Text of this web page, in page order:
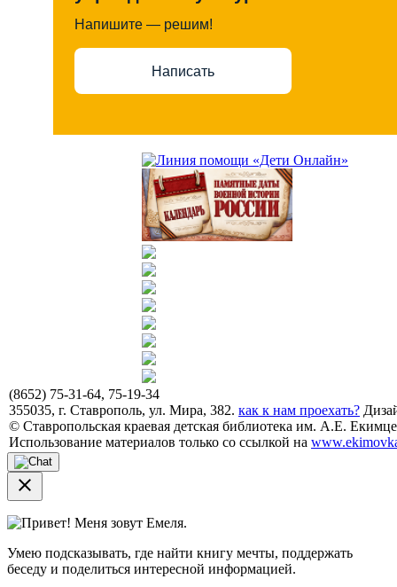
Напишите — решим!
Написать
(8652) 75-31-64, 75-19-34
355035, г. Ставрополь, ул. Мира, 382. как к нам проехать?
© Ставропольская краевая детская библиотека им. А.Е.
Использование материалов только со ссылкой на
close
Привет! Меня зовут Емеля.
Умею подсказывать, где найти книгу мечты, поддержать
беседу и поделиться интересной информацией.